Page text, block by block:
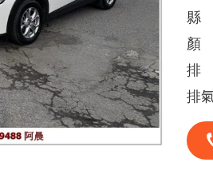
縣
顏
排
排